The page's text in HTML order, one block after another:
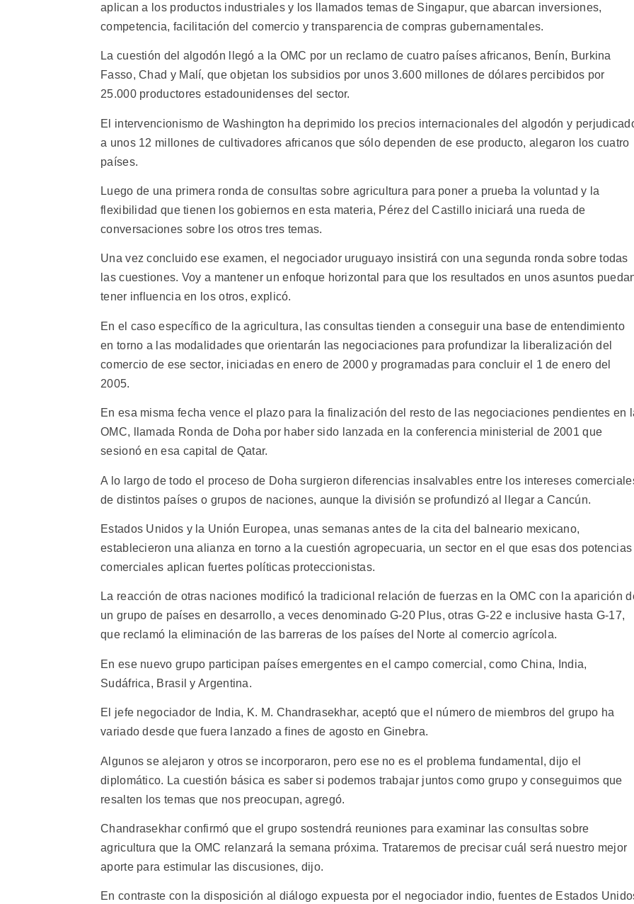
aplican a los productos industriales y los llamados temas de Singapur, que abarcan inversiones,
competencia, facilitación del comercio y transparencia de compras gubernamentales.
La cuestión del algodón llegó a la OMC por un reclamo de cuatro países africanos, Benín, Burkina
Fasso, Chad y Malí, que objetan los subsidios por unos 3.600 millones de dólares percibidos por
25.000 productores estadounidenses del sector.
El intervencionismo de Washington ha deprimido los precios internacionales del algodón y
a unos 12 millones de cultivadores africanos que sólo dependen de ese producto, alegaron los cuatro
países.
Luego de una primera ronda de consultas sobre agricultura para poner a prueba la voluntad y la
flexibilidad que tienen los gobiernos en esta materia, Pérez del Castillo iniciará una rueda de
conversaciones sobre los otros tres temas.
Una vez concluido ese examen, el negociador uruguayo insistirá con una segunda ronda sobre todas
las cuestiones. Voy a mantener un enfoque horizontal para que los resultados en unos asuntos
tener influencia en los otros, explicó.
En el caso específico de la agricultura, las consultas tienden a conseguir una base de entendimiento
en torno a las modalidades que orientarán las negociaciones para profundizar la liberalización del
comercio de ese sector, iniciadas en enero de 2000 y programadas para concluir el 1 de enero del
2005.
En esa misma fecha vence el plazo para la finalización del resto de las negociaciones pendientes en
OMC, llamada Ronda de Doha por haber sido lanzada en la conferencia ministerial de 2001 que
sesionó en esa capital de Qatar.
A lo largo de todo el proceso de Doha surgieron diferencias insalvables entre los intereses
de distintos países o grupos de naciones, aunque la división se profundizó al llegar a Cancún.
Estados Unidos y la Unión Europea, unas semanas antes de la cita del balneario mexicano,
establecieron una alianza en torno a la cuestión agropecuaria, un sector en el que esas dos potencias
comerciales aplican fuertes políticas proteccionistas.
La reacción de otras naciones modificó la tradicional relación de fuerzas en la OMC con la aparición
un grupo de países en desarrollo, a veces denominado G-20 Plus, otras G-22 e inclusive hasta G-17,
que reclamó la eliminación de las barreras de los países del Norte al comercio agrícola.
En ese nuevo grupo participan países emergentes en el campo comercial, como China, India,
Sudáfrica, Brasil y Argentina.
El jefe negociador de India, K. M. Chandrasekhar, aceptó que el número de miembros del grupo ha
variado desde que fuera lanzado a fines de agosto en Ginebra.
Algunos se alejaron y otros se incorporaron, pero ese no es el problema fundamental, dijo el
diplomático. La cuestión básica es saber si podemos trabajar juntos como grupo y conseguimos que
resalten los temas que nos preocupan, agregó.
Chandrasekhar confirmó que el grupo sostendrá reuniones para examinar las consultas sobre
agricultura que la OMC relanzará la semana próxima. Trataremos de precisar cuál será nuestro mejor
aporte para estimular las discusiones, dijo.
En contraste con la disposición al diálogo expuesta por el negociador indio, fuentes de Estados